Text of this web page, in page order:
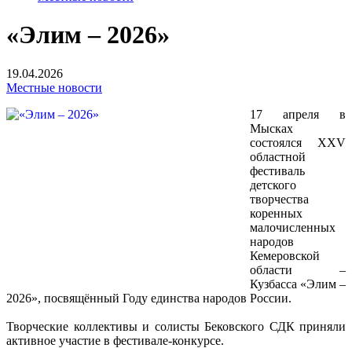
«Элим – 2026»
19.04.2026
Местные новости
17 апреля в
Мысках
состоялся XXV
областной
фестиваль
детского
творчества
коренных
малочисленных
народов
Кемеровской
области –
Кузбасса «Элим –
2026», посвящённый Году единства народов России.
Творческие коллективы и солисты Бековского СДК приняли
активное участие в фестивале-конкурсе.